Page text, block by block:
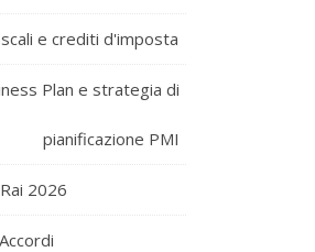
e crediti d'imposta
Plan e strategia di
pianificazione PMI
2026